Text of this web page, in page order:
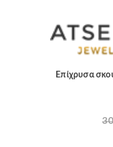
Επίχρυσα